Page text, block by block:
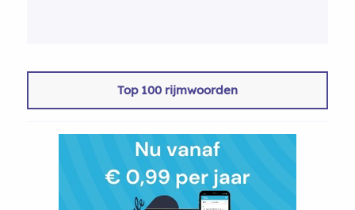
Top 100 rijmwoorden